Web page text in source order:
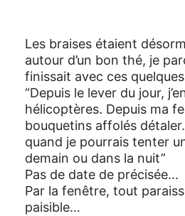
Les braises étaient
autour d’un bon thé, je
finissait avec ces
“Depuis le lever du jour,
hélicoptères. Depuis ma
bouquetins affolés
quand je pourrais tenter
demain ou dans la nuit”
Pas de date de précisée...
Par la fenêtre, tout
paisible…